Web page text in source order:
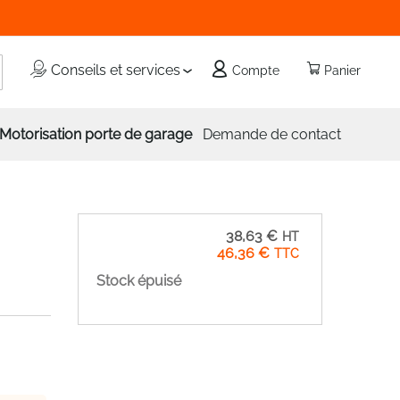
Panier
Conseils et services Compte
Motorisation porte de garage Demande de contact
46,36 €
38,63 €
Stock épuisé